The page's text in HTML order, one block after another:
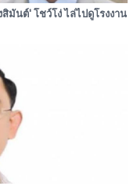
มันต์' โชว์โง่ ไล่ไปดูโรงงาน